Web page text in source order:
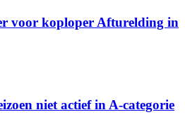
voor koploper Afturelding in
niet actief in A-categorie